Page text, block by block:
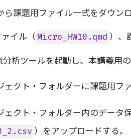
ら課題用ファイル一式をダウン
イル（ Micro_HW10.qmd ）、
析ツールを起動し、本講義用
ェクト・フォルダーに課題用フ
ェクト・フォルダー内のデータ
）をアップロードする。